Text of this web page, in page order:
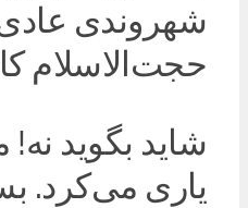
شهروندی عادی
حجت‌الاسلام
شاید بگوید نه!‌
یاری می‌کرد.